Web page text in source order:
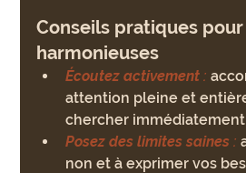
Conseils pratiques
harmonieuses
Écoutez activement :
attention pleine et
chercher
Posez des limites saines :
non et à exprimer vos